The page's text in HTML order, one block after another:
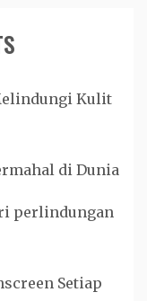
Kulit
di Dunia
perlindungan
Setiap